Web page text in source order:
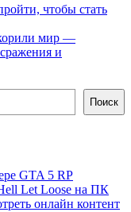
чтобы стать
мир —
и
Поиск
GTA 5 RP
Let Loose на ПК
онлайн контент